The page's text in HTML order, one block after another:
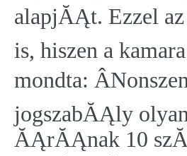
alapjĂĄt. Ezzel
is, hiszen a
mondta:
jogszabĂĄly
ĂĄrĂĄnak 10